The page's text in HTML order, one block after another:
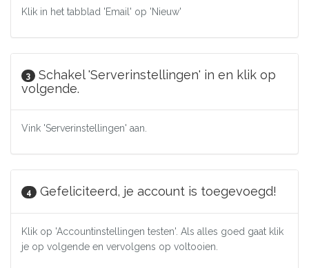
Klik in het tabblad 'Email' op 'Nieuw'
3
Schakel 'Serverinstellingen' in en klik op
volgende.
Vink 'Serverinstellingen' aan.
4 Gefeliciteerd, je account is toegevoegd!
Klik op 'Accountinstellingen testen'. Als alles goed gaat klik
je op volgende en vervolgens op voltooien.